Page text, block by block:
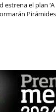
estrena el plan